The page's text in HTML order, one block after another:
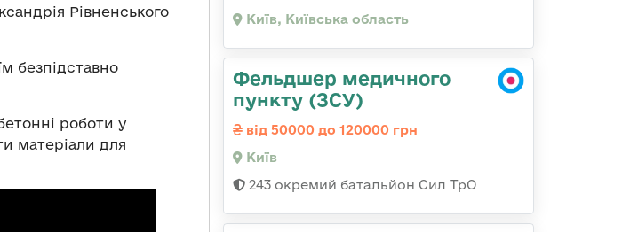
Рівненського
безпідставно
роботи у
матеріали для
Київ, Київська область
Фельдшер медичного
пункту (ЗСУ)
від 50000 до 120000 грн
Київ
243 окремий батальйон Сил ТрО